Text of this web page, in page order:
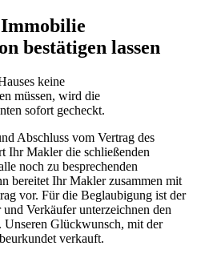
bestätigen lassen
keine
müssen, wird die
sofort gecheckt.
Abschluss vom Vertrag des
Ihr Makler die schließenden
noch zu besprechenden
bereitet Ihr Makler zusammen mit
vor. Für die Beglaubigung ist der
Verkäufer unterzeichnen den
Glückwunsch, mit der
verkauft.